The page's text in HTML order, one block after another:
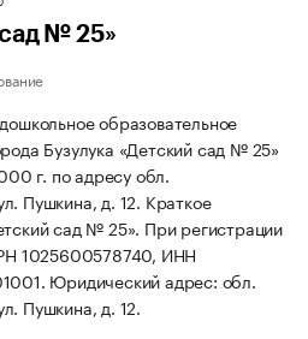
№ 25»
образовательное
Бузулука «Детский сад № 25»
г. по адресу обл.
Пушкина, д. 12. Краткое
сад № 25». При регистрации
1025600578740, ИНН
Юридический адрес: обл.
Пушкина, д. 12.